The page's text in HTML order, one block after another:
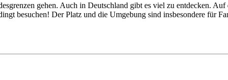
gehen. Auch in Deutschland gibt es viel zu entdecken.
besuchen! Der Platz und die Umgebung sind insbesondere für